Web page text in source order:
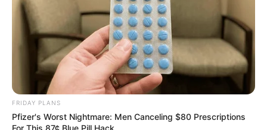
FRIDAY PLANS
Pfizer's Worst Nightmare: Men Canceling $80 Prescriptions